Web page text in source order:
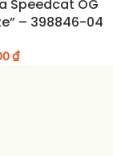
sử dụng ngoài trời.
đế trail.
thấp lâu ngày.
form.
Speedcat OG
– 398846-04
₫